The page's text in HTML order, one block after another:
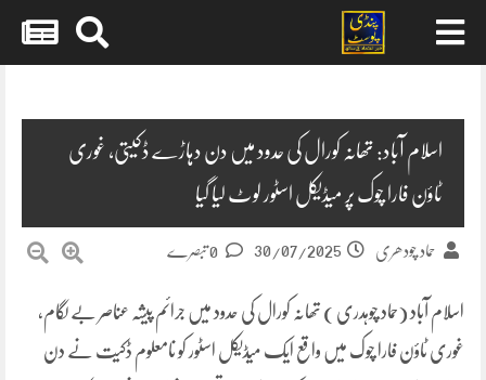
اسلام آباد: تھانہ کورال کی حدود میں دن دہاڑے ڈکیتی، غوری
ٹاؤن فارا چوک پر میڈیکل اسٹور لوٹ لیا گیا
حماد چودھری 30/07/2025
اسلام آباد (حماد چوہدری ) تھانہ کورال کی حدود میں جرائم پیشہ عناصر بے لگام،
غوری ٹاؤن فارا چوک میں واقع ایک میڈیکل اسٹور کو نامعلوم ڈکیت نے دن